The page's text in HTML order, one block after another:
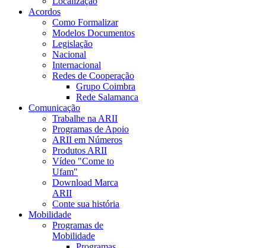
Acordos
Como Formalizar
Modelos Documentos
Legislação
Nacional
Internacional
Redes de Cooperação
Grupo Coimbra
Rede Salamanca
Comunicação
Trabalhe na ARII
Programas de Apoio
ARII em Números
Produtos ARII
Vídeo "Come to
Ufam"
Download Marca
ARII
Conte sua história
Mobilidade
Programas de
Mobilidade